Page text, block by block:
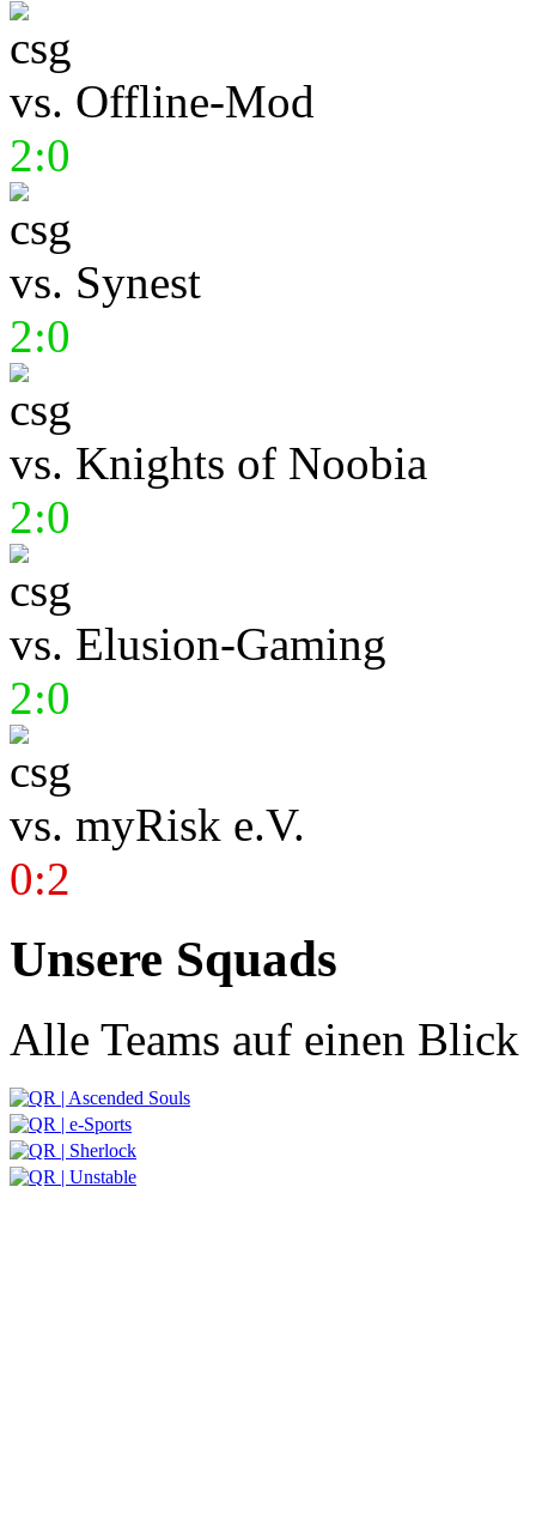
vs. Offline-Mod
2:0
vs. Synest
2:0
vs. Knights of Noobia
2:0
vs. Elusion-Gaming
2:0
vs. myRisk e.V.
0:2
Unsere Squads
Alle Teams auf einen Blick